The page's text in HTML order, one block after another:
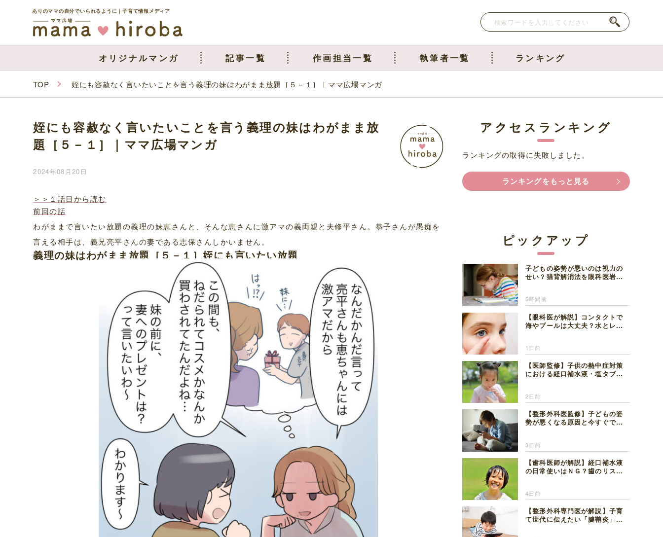
ありのママの自分でいられるように｜子育て情報メディア
オリジナルマンガ 記事一覧 作画担当一覧 執筆者一覧 ランキング
TOP 姪にも容赦なく言いたいことを言う義理の妹はわがまま放題［５－１］｜ママ広場マンガ
姪にも容赦なく言いたいことを言う義理の妹はわがまま放
題［５－１］｜ママ広場マンガ
2024年08月20日
＞＞１話目から読む
前回の話
わがままで言いたい放題の義理の妹恵さんと、そんな恵さんに激アマの義両親と夫修平さん。恭子さんが愚痴を
言える相手は、義兄亮平さんの妻である志保さんしかいません。
義理の妹はわがまま放題［５－１］姪にも言いたい放題
アクセスランキング
ランキングの取得に失敗しました。
ランキングをもっと見る
ピックアップ
子どもの姿勢が悪いのは視力の
せい？猫背解消法を眼科医岩見
5時間前
【眼科医が解説】コンタクトで
海やプールは大丈夫？水とレン
1日前
【医師監修】子供の熱中症対策
における経口補水液・塩タブレ
2日前
【整形外科医監修】子どもの姿
勢が悪くなる原因と今すぐでき
3日前
【歯科医師が解説】経口補水液
の日常使いはＮＧ？歯のリスク
4日前
【整形外科専門医が解説】子育
て世代に伝えたい「腱鞘炎」の